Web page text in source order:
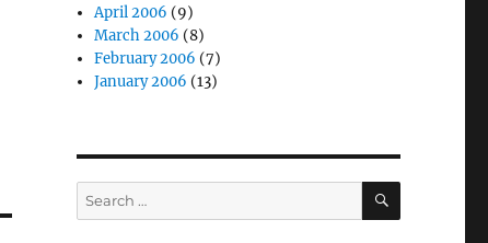
April 2006 (9)
March 2006 (8)
February 2006 (7)
January 2006 (13)
Search
for:
SEARCH